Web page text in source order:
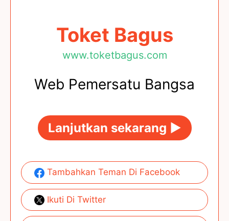
Toket Bagus
www.toketbagus.com
Web Pemersatu Bangsa
Lanjutkan sekarang ►
Tambahkan Teman Di Facebook
Ikuti Di Twitter